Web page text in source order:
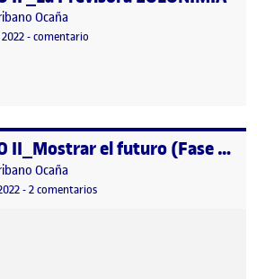
Ocaña
publicación
2 octubre, 2023 9:11 pm
-comentario
PROYECTO II_Mostrar el futuro (Fase II)
Ocaña
publicación
2 octubre, 2023 9:11 pm
-2 comentariosen PROYECTO II_Mostrar el